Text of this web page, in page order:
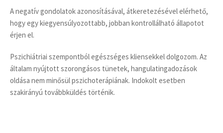
A negatív gondolatok azonosításával, átkeretezésével elérhető,
hogy egy kiegyensúlyozottabb, jobban kontrollálható állapotot
érjen el.
Pszichiátriai szempontból egészséges kliensekkel dolgozom. Az
általam nyújtott szorongásos tünetek, hangulatingadozások
oldása nem minősül pszichoterápiának. Indokolt esetben
szakirányú továbbküldés történik.